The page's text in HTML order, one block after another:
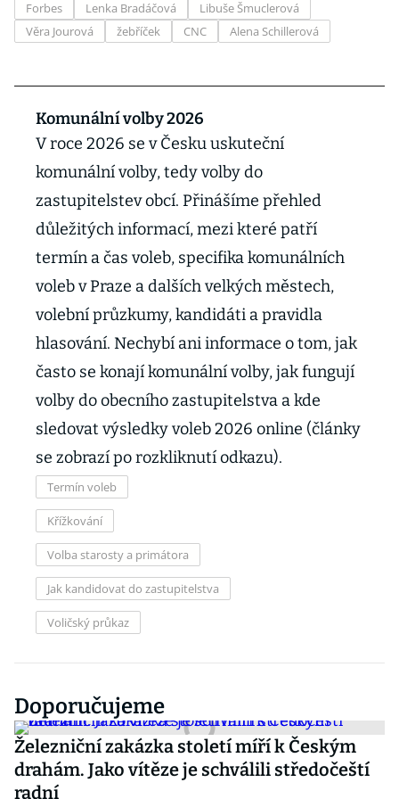
Forbes Lenka Bradáčová
Libuše Šmuclerová
Věra Jourová
žebříček CNC Alena Schillerová
Komunální volby 2026
V roce 2026 se v Česku uskuteční
komunální volby, tedy volby do
zastupitelstev obcí. Přinášíme přehled
důležitých informací, mezi které patří
termín a čas voleb, specifika komunálních
voleb v Praze a dalších velkých městech,
volební průzkumy, kandidáti a pravidla
hlasování. Nechybí ani informace o tom, jak
často se konají komunální volby, jak fungují
volby do obecního zastupitelstva a kde
sledovat výsledky voleb 2026 online (články
se zobrazí po rozkliknutí odkazu).
Termín voleb
Křížkování
Volba starosty a primátora
Jak kandidovat do zastupitelstva
Voličský průkaz
Doporučujeme
Železniční zakázka století míří k Českým
drahám. Jako vítěze je schválili středočeští
radní